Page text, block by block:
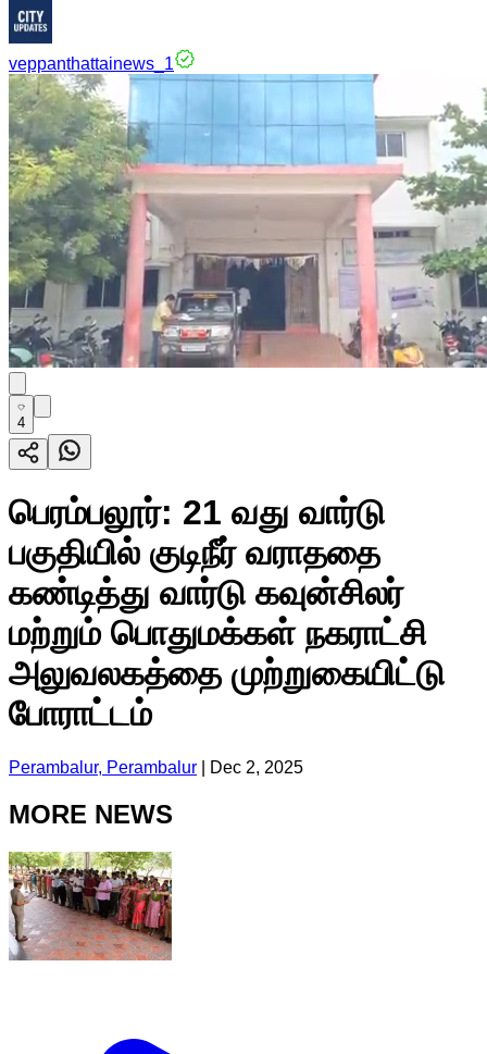
veppanthattainews_1
4
பெரம்பலூர்: 21 வது வார்டு
பகுதியில் குடிநீர் வராததை
கண்டித்து வார்டு கவுன்சிலர்
மற்றும் பொதுமக்கள் நகராட்சி
அலுவலகத்தை முற்றுகையிட்டு
போராட்டம்
Perambalur, Perambalur Dec 2, 2025
MORE NEWS